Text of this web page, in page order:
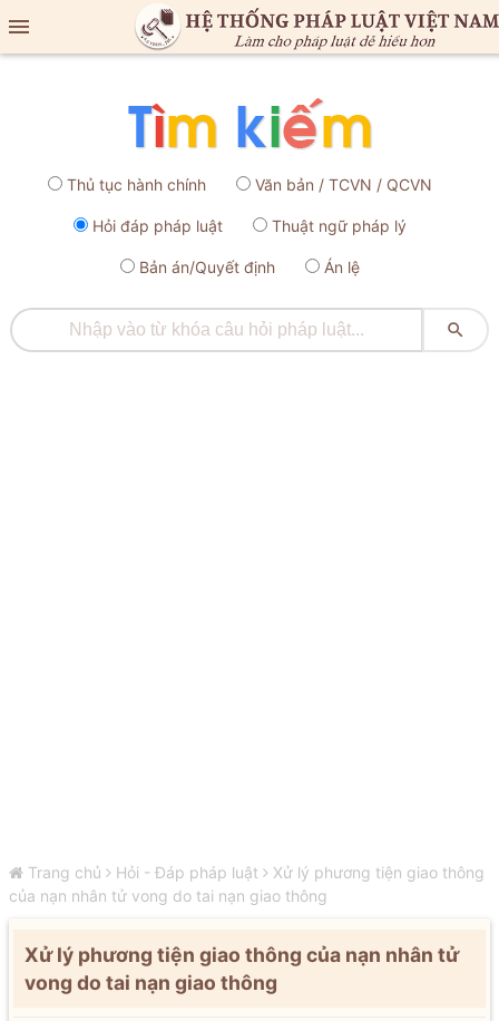

Thủ tục hành chính Văn bản / TCVN / QCVN
Hỏi đáp pháp luật Thuật ngữ pháp lý
Bản án/Quyết định Án lệ

Trang chủ Hỏi - Đáp pháp luật
Xử lý phương tiện giao thông
của nạn nhân tử vong do tai nạn giao thông
Xử lý phương tiện giao thông của nạn nhân tử
vong do tai nạn giao thông